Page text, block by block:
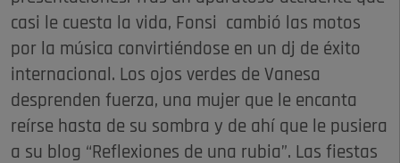
casi le cuesta la vida, Fonsi cambió las motos
por la música convirtiéndose en un dj de éxito
internacional. Los ojos verdes de Vanesa
desprenden fuerza, una mujer que le encanta
reírse hasta de su sombra y de ahí que le pusiera
a su blog “Reflexiones de una rubia”. Las fiestas